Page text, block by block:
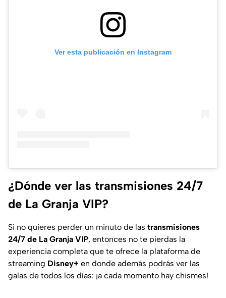
Ver esta publicación en Instagram
¿Dónde ver las transmisiones 24/7
de La Granja VIP?
Si no quieres perder un minuto de las transmisiones
24/7 de La Granja VIP, entonces no te pierdas la
experiencia completa que te ofrece la plataforma de
streaming Disney+ en donde además podrás ver las
galas de todos los días: ¡a cada momento hay chismes!